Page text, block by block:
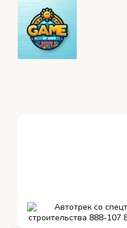
Перейти к основному контенту